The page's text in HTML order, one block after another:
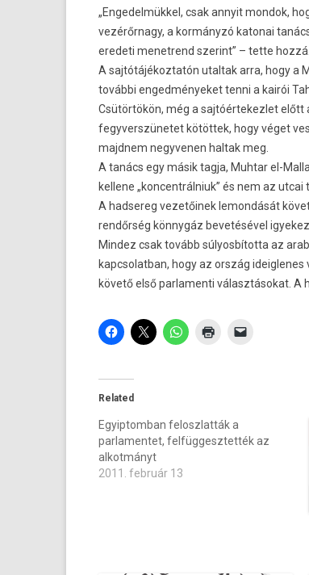
„Engedelmükkel, csak annyit mondok,
vezérőrnagy, a kormányzó katonai
eredeti menetrend szerint” – tette hozzá.
A sajtótájékoztatón utaltak arra, hogy a
további engedményeket tenni a kairói
Csütörtökön, még a sajtóértekezlet előtt
fegyverszünetet kötöttek, hogy véget
majdnem negyvenen haltak meg.
A tanács egy másik tagja, Muhtar el-
kellene „koncentrálniuk” és nem az utcai
A hadsereg vezetőinek lemondását
rendőrség könnygáz bevetésével
Mindez csak tovább súlyosbította az
kapcsolatban, hogy az ország
követő első parlamenti választásokat. A
Related
Egyiptomban feloszlatták a
parlamentet, felfüggesztették az
alkotmányt
2011. február 13